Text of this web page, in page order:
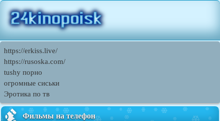
https://erkiss.live/
https://rusoska.com/
tushy порно
огромные сиськи
Эротика по тв
Фильмы на телефон